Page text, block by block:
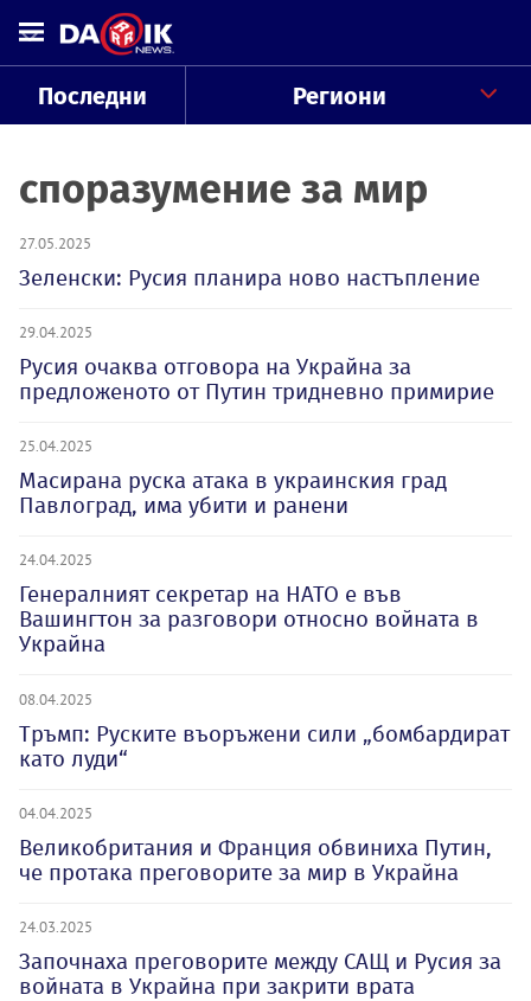
Последни Региони
споразумение за мир
27.05.2025
Зеленски: Русия планира ново настъпление
29.04.2025
Русия очаква отговора на Украйна за
предложеното от Путин тридневно примирие
25.04.2025
Масирана руска атака в украинския град
Павлоград, има убити и ранени
24.04.2025
Генералният секретар на НАТО е във
Вашингтон за разговори относно войната в
Украйна
08.04.2025
Тръмп: Руските въоръжени сили „бомбардират
като луди“
04.04.2025
Великобритания и Франция обвиниха Путин,
че протака преговорите за мир в Украйна
24.03.2025
Започнаха преговорите между САЩ и Русия за
войната в Украйна при закрити врата